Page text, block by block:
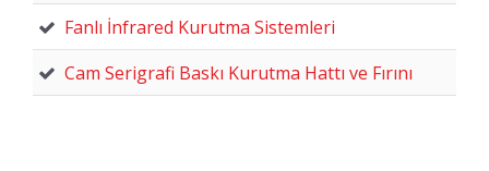
Fanlı İnfrared Kurutma Sistemleri
Cam Serigrafi Baskı Kurutma Hattı ve Fırını